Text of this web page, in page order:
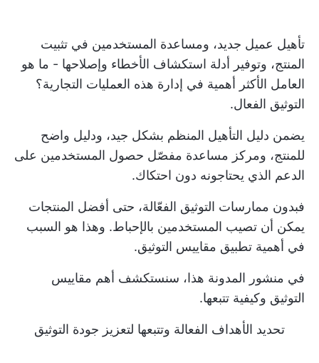
تأهيل عميل جديد، ومساعدة المستخدمين في تثبيت
المنتج، وتوفير أدلة استكشاف الأخطاء وإصلاحها - ما هو
العامل الأكثر أهمية في إدارة هذه العمليات التجارية؟
التوثيق الفعال.
يضمن دليل التأهيل المنظم بشكل جيد، ودليل واضح
للمنتج، ومركز مساعدة مفصّل حصول المستخدمين على
الدعم الذي يحتاجونه دون احتكاك.
فبدون ممارسات التوثيق الفعّالة، حتى أفضل المنتجات
يمكن أن تصيب المستخدمين بالإحباط. وهذا هو السبب
في أهمية تطبيق مقاييس التوثيق.
في منشور المدونة هذا، سنستكشف أهم مقاييس
التوثيق وكيفية تتبعها.
تحديد الأهداف الفعالة وتتبعها لتعزيز جودة التوثيق